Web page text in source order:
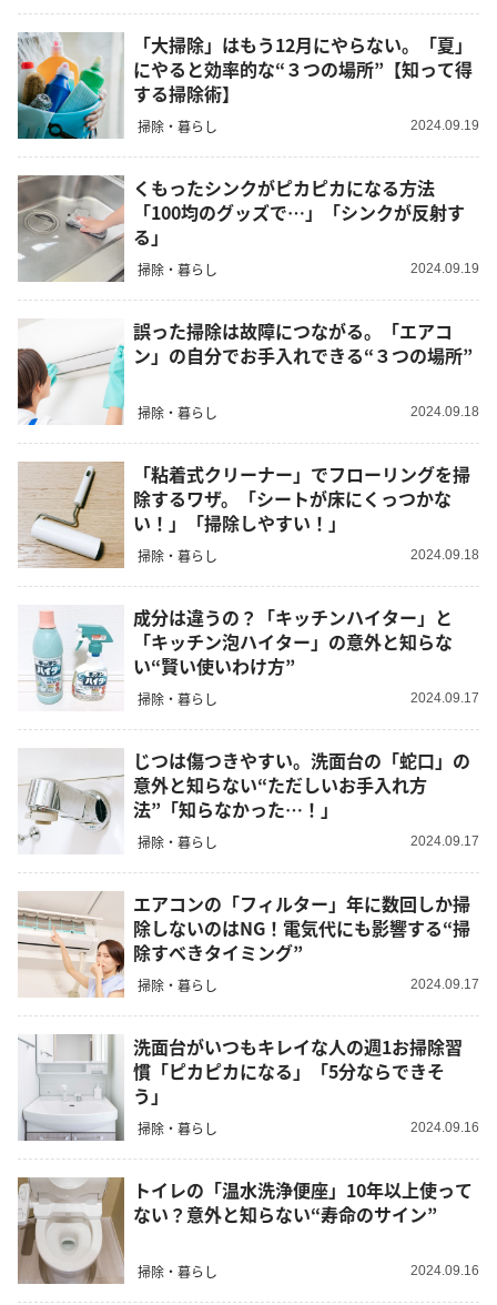
「大掃除」はもう12月にやらない。「夏」
にやると効率的な“３つの場所”【知って得
する掃除術】
掃除・暮らし 2024.09.19
くもったシンクがピカピカになる方法
「100均のグッズで…」「シンクが反射す
る」
掃除・暮らし 2024.09.19
誤った掃除は故障につながる。「エアコ
ン」の自分でお手入れできる“３つの場所”
掃除・暮らし 2024.09.18
「粘着式クリーナー」でフローリングを掃
除するワザ。「シートが床にくっつかな
い！」「掃除しやすい！」
掃除・暮らし 2024.09.18
成分は違うの？「キッチンハイター」と
「キッチン泡ハイター」の意外と知らな
い“賢い使いわけ方”
掃除・暮らし 2024.09.17
じつは傷つきやすい。洗面台の「蛇口」の
意外と知らない“ただしいお手入れ方
法”「知らなかった…！」
掃除・暮らし 2024.09.17
エアコンの「フィルター」年に数回しか掃
除しないのはNG！電気代にも影響する“掃
除すべきタイミング”
掃除・暮らし 2024.09.17
洗面台がいつもキレイな人の週1お掃除習
慣「ピカピカになる」「5分ならできそ
う」
掃除・暮らし 2024.09.16
トイレの「温水洗浄便座」10年以上使って
ない？意外と知らない“寿命のサイン”
掃除・暮らし 2024.09.16